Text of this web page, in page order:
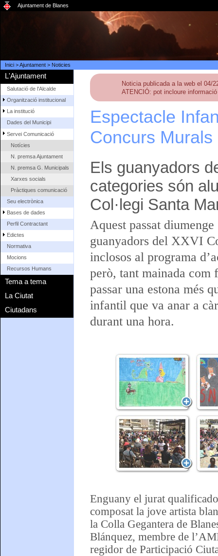
Ajuntament de Blanes
Inici>Ajuntament> Noticies
L'Ajuntament
Salutació de l'Alcalde
Organització institucional
La institució
Dades del Municipi
Servei Comunicació
Notícies
N. premsa Ajuntament
N. premsa G. Municipals
Xarxes socials
Pràctiques comunicació
Seu electrònica
Bases de dades
Perfil Contractant
Edictes
Normativa
Mocions
Recursos Humans
Tema a tema
La Ciutat
Ciutadans
Noticia publicada a la web el 04/
ATENCIÓ: pot incloure
Espectacle
Concurs
Els guanyadors
categories són
Col·legi Santa
Aquest passat
guanyadors del XXVI
inclosos al programa
però, tant mainada com
passar una estona més
infantil que va anar a
durant una hora.
Enguany el jurat
composat la jove artista
la Colla Gegantera de
Blánquez, membre de
regidor de Participació